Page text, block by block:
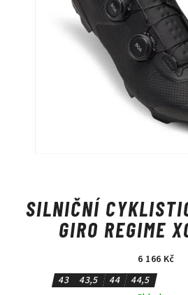
SILNIČNÍ
GIRO REGIME
6 166 Kč
43
43,5 44
44,5